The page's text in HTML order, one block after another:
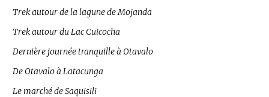
Trek autour de la lagune de Mojanda
Trek autour du Lac Cuicocha
Dernière journée tranquille à Otavalo
De Otavalo à Latacunga
Le marché de Saquisili